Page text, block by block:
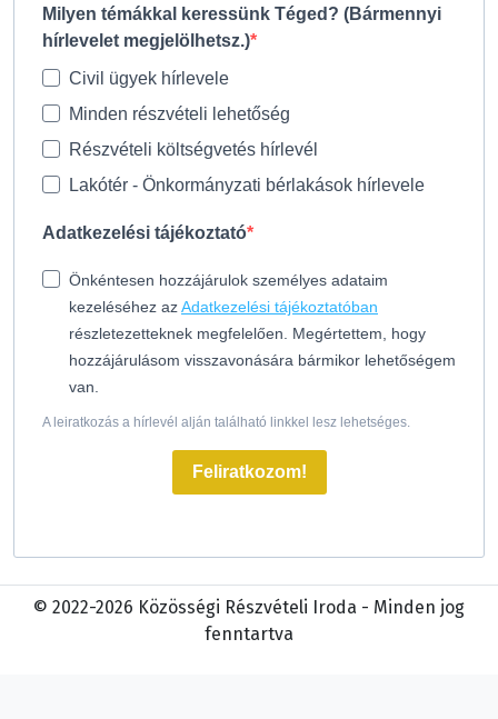
Milyen témákkal keressünk Téged? (Bármennyi
hírlevelet megjelölhetsz.)
Civil ügyek hírlevele
Minden részvételi lehetőség
Részvételi költségvetés hírlevél
Lakótér - Önkormányzati bérlakások hírlevele
Adatkezelési tájékoztató
Önkéntesen hozzájárulok személyes adataim
kezeléséhez azAdatkezelési tájékoztatóban
részletezetteknek megfelelően. Megértettem, hogy
hozzájárulásom visszavonására bármikor lehetőségem
van.
A leiratkozás a hírlevél alján található linkkel lesz lehetséges.
Feliratkozom!
© 2022-2026 Közösségi Részvételi Iroda - Minden jog
fenntartva